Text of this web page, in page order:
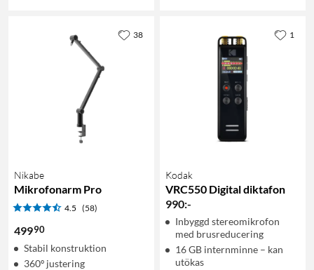
Nikabe
Mikrofonarm Pro
4.5 (58)
49990
Stabil konstruktion
360º justering
38
Kodak
VRC550 Digital diktafon
990:-
Inbyggd stereomikrofon
med brusreducering
16 GB internminne – kan
utökas
1